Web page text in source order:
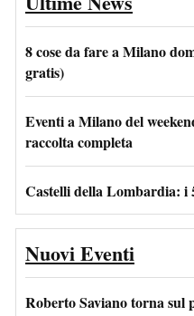
8 cose da fare a Milano
gratis)
Eventi a Milano del
raccolta completa
Castelli della Lombardia: i
Nuovi Eventi
Roberto Saviano torna sul